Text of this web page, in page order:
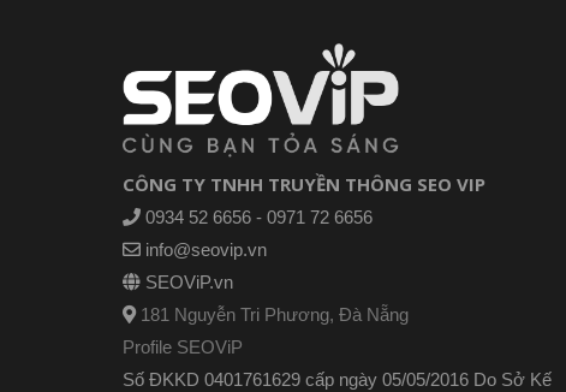
CÔNG TY TNHH TRUYỀN THÔNG SEO VIP
0934 52 6656 - 0971 72 6656
info@seovip.vn
SEOViP.vn
181 Nguyễn Tri Phương, Đà Nẵng
Profile SEOViP
Số ĐKKD 0401761629 cấp ngày 05/05/2016 Do Sở Kế